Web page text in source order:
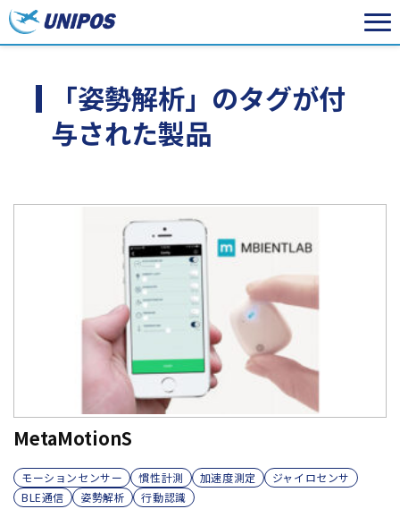
「姿勢解析」のタグが付
与された製品
MetaMotionS
モーションセンサー 慣性計測 加速度測定
ジャイロセンサ
BLE通信
姿勢解析 行動認識